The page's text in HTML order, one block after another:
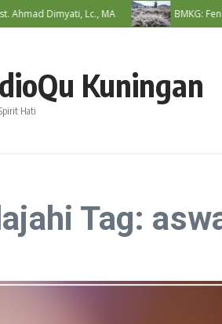
Dimyati, Lc., MA BMKG:
Kuningan
Hati
Tag: